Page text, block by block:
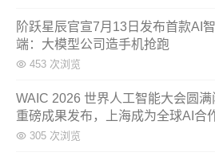
阶跃星辰官宣7月13日发布首款AI
端：大模型公司造手机抢跑
453 次浏览
WAIC 2026 世界人工智能大会圆满
重磅成果发布，上海成为全球AI合
305 次浏览